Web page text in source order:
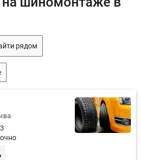
рядом